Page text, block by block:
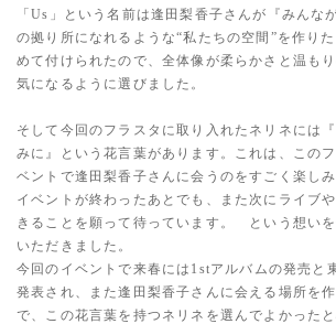
「Us」という名前は逢田梨香子さんが『みんな
の拠り所になれるような“私たちの空間”を作り
めて付けられたので、全体像が柔らかさと温も
気になるように選びました。
そして今回のフラスタに取り入れたネリネには
みに』という花言葉があります。これは、この
ベントで逢田梨香子さんに会うのをすごく楽し
イベントが終わったあとでも、また次にライブ
きることを願って待っています。 という想い
いただきました。
今回のイベントで来春には1stアルバムの発売と
発表され、また逢田梨香子さんに会える場所を
で、この花言葉を持つネリネを選んでよかった